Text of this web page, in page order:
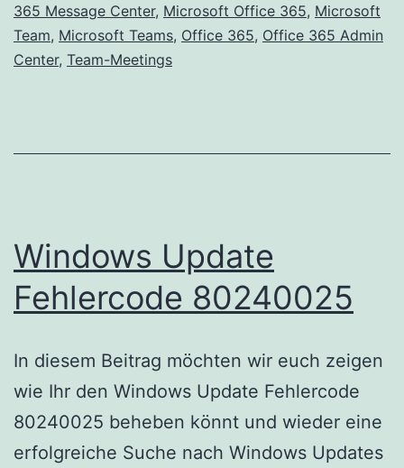
365 Message Center, Microsoft Office 365, Microsoft
Team, Microsoft Teams, Office 365, Office 365 Admin
Center, Team-Meetings
Windows Update
Fehlercode 80240025
In diesem Beitrag möchten wir euch zeigen
wie Ihr den Windows Update Fehlercode
80240025 beheben könnt und wieder eine
erfolgreiche Suche nach Windows Updates